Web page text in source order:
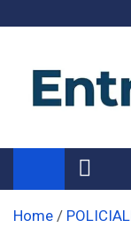
Noticias
Información de
Home